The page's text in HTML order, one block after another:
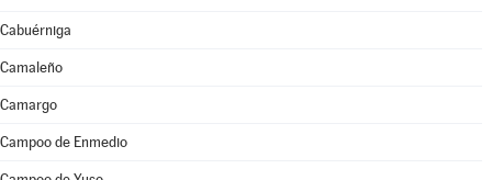
Cabuérniga
Camaleño
Camargo
Campoo de Enmedio